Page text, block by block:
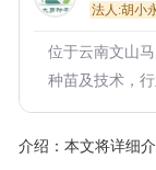
法人:胡小
位于云南文山
种苗及技术，
介绍： 本文将详细